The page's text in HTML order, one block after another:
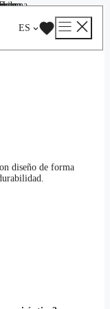
ES
diseño de forma